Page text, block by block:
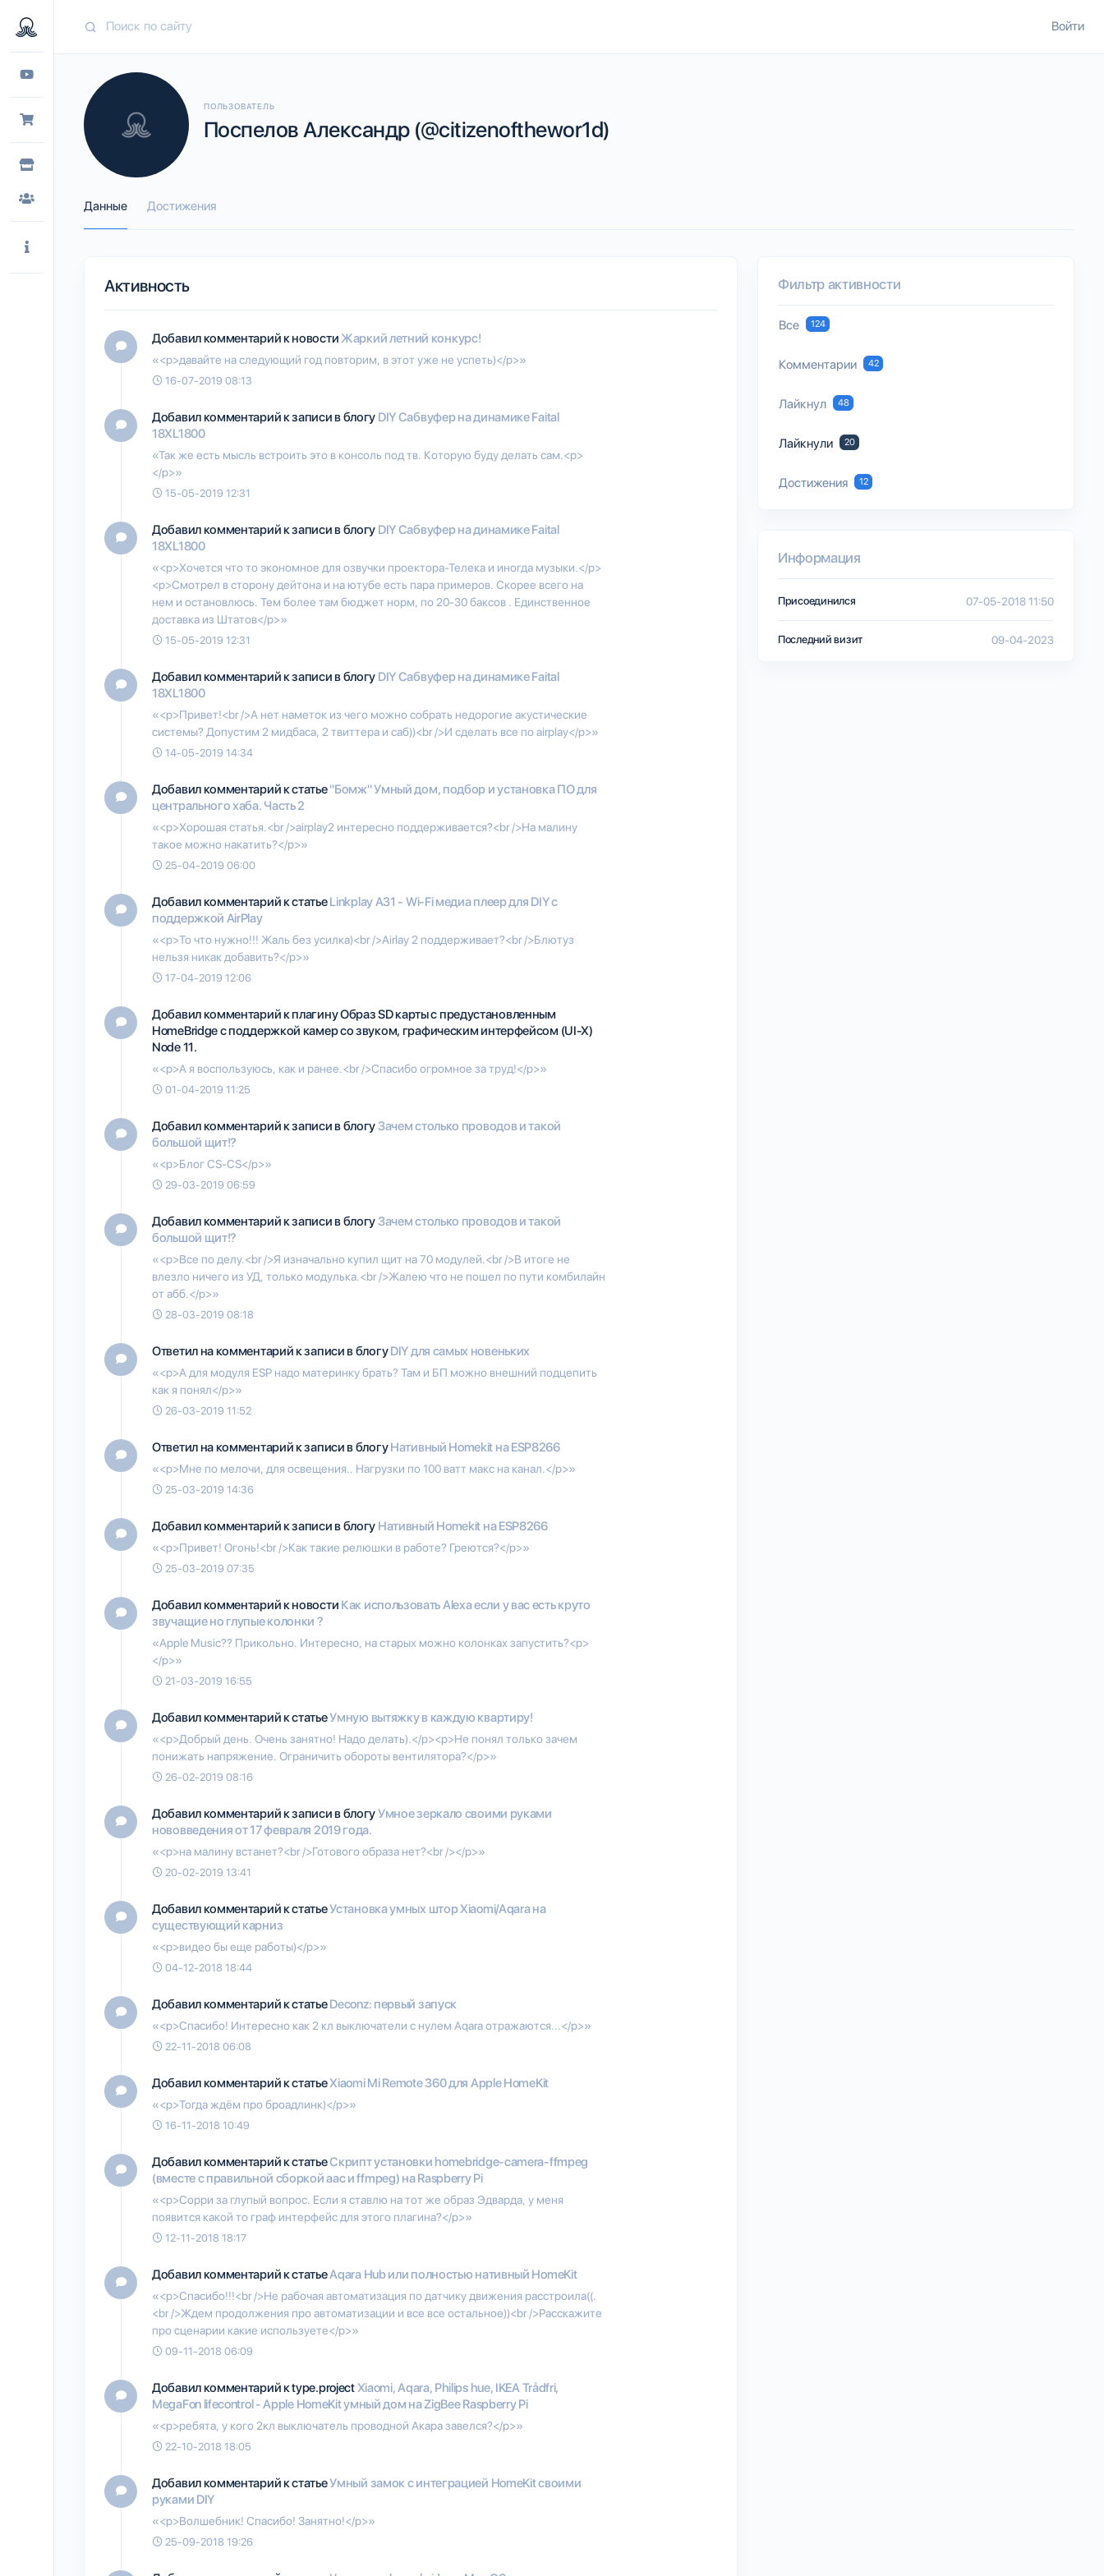
Войти
ПОЛЬЗОВАТЕЛЬ
Поспелов Александр (@citizenofthewor1d)
Данные Достижения
Активность
Добавил комментарий к новости Жаркий летний конкурс!
«<p>давайте на следующий год повторим, в этот уже не успеть)</p>»
16-07-2019 08:13
Добавил комментарий к записи в блогу DIY Сабвуфер на динамике Faital
18XL1800
«Так же есть мысль встроить это в консоль под тв. Которую буду делать сам.<p>
</p>»
15-05-2019 12:31
Добавил комментарий к записи в блогу DIY Сабвуфер на динамике Faital
18XL1800
«<p>Хочется что то экономное для озвучки проектора-Телека и иногда музыки.</p>
<p>Смотрел в сторону дейтона и на ютубе есть пара примеров. Скорее всего на
нем и остановлюсь. Тем более там бюджет норм, по 20-30 баксов . Единственное
доставка из Штатов</p>»
15-05-2019 12:31
Добавил комментарий к записи в блогу DIY Сабвуфер на динамике Faital
18XL1800
«<p>Привет!<br />А нет наметок из чего можно собрать недорогие акустические
системы? Допустим 2 мидбаса, 2 твиттера и саб))<br />И сделать все по airplay</p>»
14-05-2019 14:34
Добавил комментарий к статье"Бомж" Умный дом, подбор и установка ПО для
центрального хаба. Часть 2
«<p>Хорошая статья.<br />airplay2 интересно поддерживается?<br />На малину
такое можно накатить?</p>»
25-04-2019 06:00
Добавил комментарий к статьеLinkplay A31 - Wi-Fi медиа плеер для DIY с
поддержкой AirPlay
«<p>То что нужно!!! Жаль без усилка)<br />Airlay 2 поддерживает?<br />Блютуз
нельзя никак добавить?</p>»
17-04-2019 12:06
Добавил комментарий к плагинуОбраз SD карты с предустановленным
HomeBridge с поддержкой камер со звуком, графическим интерфейсом (UI-X)
Node 11.
«<p>А я воспользуюсь, как и ранее.<br />Спасибо огромное за труд!</p>»
01-04-2019 11:25
Добавил комментарий к записи в блогуЗачем столько проводов и такой
большой щит!?
«<p>Блог CS-CS</p>»
29-03-2019 06:59
Добавил комментарий к записи в блогуЗачем столько проводов и такой
большой щит!?
«<p>Все по делу.<br />Я изначально купил щит на 70 модулей.<br />В итоге не
влезло ничего из УД, только модулька.<br />Жалею что не пошел по пути комбилайн
от абб.</p>»
28-03-2019 08:18
Ответил на комментарий к записи в блогуDIY для самых новеньких
«<p>А для модуля ESP надо материнку брать? Там и БП можно внешний подцепить
как я понял</p>»
26-03-2019 11:52
Ответил на комментарий к записи в блогуНативный Homekit на ESP8266
«<p>Мне по мелочи, для освещения.. Нагрузки по 100 ватт макс на канал.</p>»
25-03-2019 14:36
Добавил комментарий к записи в блогу Нативный Homekit на ESP8266
«<p>Привет! Огонь!<br />Как такие релюшки в работе? Греются?</p>»
25-03-2019 07:35
Добавил комментарий к новости Как использовать Alexa если у вас есть круто
звучащие но глупые колонки ?
«Apple Music?? Прикольно. Интересно, на старых можно колонках запустить?<p>
</p>»
21-03-2019 16:55
Добавил комментарий к статьеУмную вытяжку в каждую квартиру!
«<p>Добрый день. Очень занятно! Надо делать).</p><p>Не понял только зачем
понижать напряжение. Ограничить обороты вентилятора?</p>»
26-02-2019 08:16
Добавил комментарий к записи в блогуУмное зеркало своими руками
нововведения от 17 февраля 2019 года.
«<p>на малину встанет?<br />Готового образа нет?<br /></p>»
20-02-2019 13:41
Добавил комментарий к статьеУстановка умных штор Xiaomi/Aqara на
существующий карниз
«<p>видео бы еще работы)</p>»
04-12-2018 18:44
Добавил комментарий к статьеDeconz: первый запуск
«<p>Спасибо! Интересно как 2 кл выключатели с нулем Aqara отражаются...</p>»
22-11-2018 06:08
Добавил комментарий к статьеXiaomi Mi Remote 360 для Apple HomeKit
«<p>Тогда ждём про броадлинк)</p>»
16-11-2018 10:49
Добавил комментарий к статьеСкрипт установки homebridge-camera-ffmpeg
(вместе с правильной сборкой aac и ffmpeg) на Raspberry Pi
«<p>Сорри за глупый вопрос. Если я ставлю на тот же образ Эдварда, у меня
появится какой то граф интерфейс для этого плагина?</p>»
12-11-2018 18:17
Добавил комментарий к статьеAqara Hub или полностью нативный HomeKit
«<p>Спасибо!!!<br />Не рабочая автоматизация по датчику движения расстроила((.
<br />Ждем продолжения про автоматизации и все все остальное))<br />Расскажите
про сценарии какие используете</p>»
09-11-2018 06:09
Добавил комментарий к type.projectXiaomi, Aqara, Philips hue, IKEA Trådfri,
MegaFon lifecontrol - Apple HomeKit умный дом на ZigBee Raspberry Pi
«<p>ребята, у кого 2кл выключатель проводной Акара завелся?</p>»
22-10-2018 18:05
Добавил комментарий к статьеУмный замок с интеграцией HomeKit своими
руками DIY
«<p>Волшебник! Спасибо! Занятно!</p>»
25-09-2018 19:26
Фильтр активности
Все 124
Комментарии 42
Лайкнул 48
Лайкнули 20
Достижения 12
Информация
Присоединился 07-05-2018 11:50
Последний визит 09-04-2023